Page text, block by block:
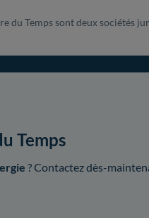
du Temps sont deux sociétés
Temps
? Contactez dès-